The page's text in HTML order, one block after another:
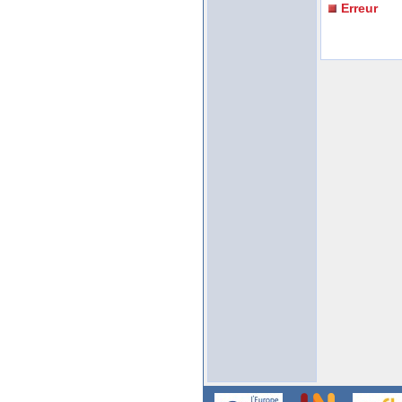
Erreur